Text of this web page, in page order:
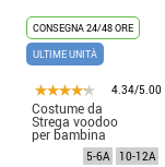
CONSEGNA 24/48 ORE
ULTIME UNITÀ
4.34/5.00
Costume da
Strega voodoo
per bambina
5-6A 10-12A